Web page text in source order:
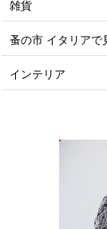
雑貨
蚤の市 イタリアで
インテリア